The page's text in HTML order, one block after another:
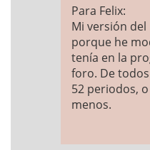
Para Felix:
Mi versión del
porque he
tenía en la
foro. De
52 periodos,
menos.